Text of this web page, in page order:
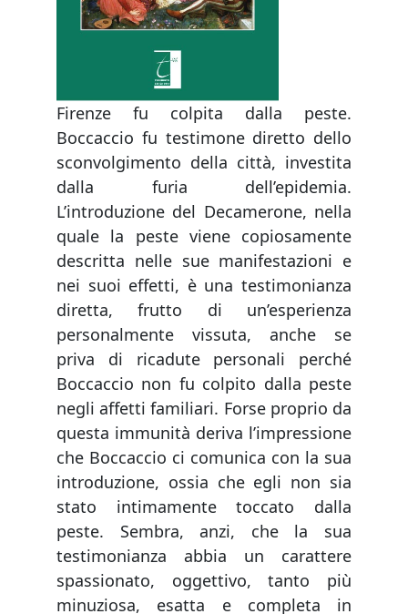
Firenze fu colpita dalla peste.
Boccaccio fu testimone diretto dello
sconvolgimento della città, investita
dalla furia dell’epidemia.
L’introduzione del Decamerone, nella
quale la peste viene copiosamente
descritta nelle sue manifestazioni e
nei suoi effetti, è una testimonianza
diretta, frutto di un’esperienza
personalmente vissuta, anche se
priva di ricadute personali perché
Boccaccio non fu colpito dalla peste
negli affetti familiari. Forse proprio da
questa immunità deriva l’impressione
che Boccaccio ci comunica con la sua
introduzione, ossia che egli non sia
stato intimamente toccato dalla
peste. Sembra, anzi, che la sua
testimonianza abbia un carattere
spassionato, oggettivo, tanto più
minuziosa, esatta e completa in